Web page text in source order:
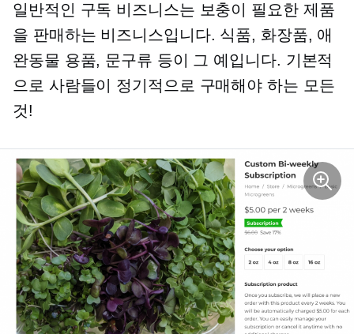
일반적인 구독 비즈니스는 보충이 필요한 제품
을 판매하는 비즈니스입니다. 식품, 화장품, 애
완동물 용품, 문구류 등이 그 예입니다. 기본적
으로 사람들이 정기적으로 구매해야 하는 모든
것!